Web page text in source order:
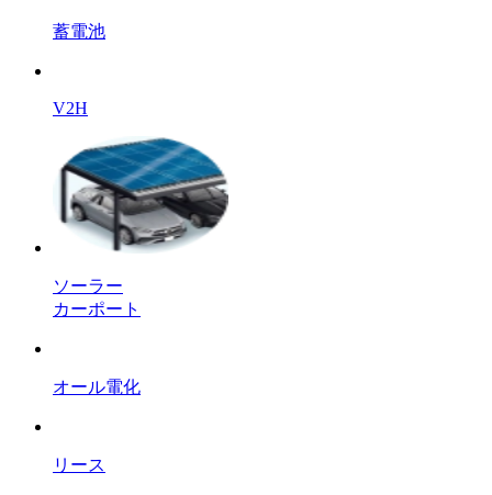
蓄電池
V2H
ソーラー
カーポート
オール電化
リース